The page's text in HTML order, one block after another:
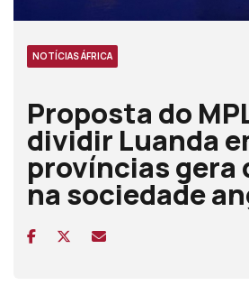
NOTÍCIAS ÁFRICA
Proposta do
dividir Luanda
províncias gera
na sociedade